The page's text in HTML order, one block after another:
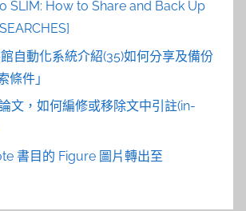
SLIM: How to Share and Back Up
自動化系統介紹(35)如何分享及備份
條件」
文，如何編修或移除文中引註(in-
書目的 Figure 圖片轉出至